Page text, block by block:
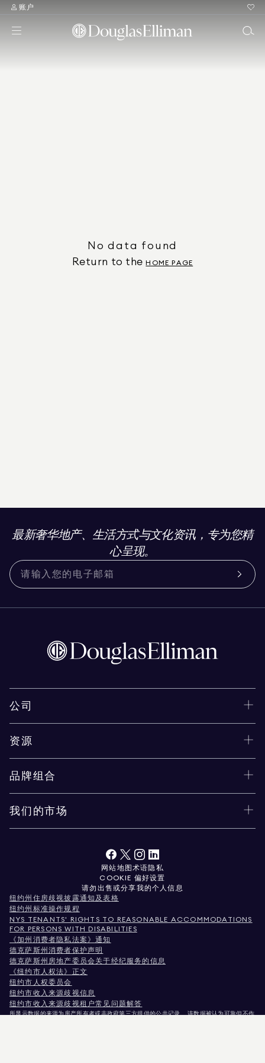
账户
No data found
Return to the HOME PAGE
最新奢华地产、生活方式与文化资讯，专为您精
心呈现。
公司
资源
品牌组合
我们的市场
网站地图 术语隐私
COOKIE 偏好设置
请勿出售或分享我的个人信息
纽约州住房歧视披露通知及表格
纽约州标准操作规程
NYS TENANTS' RIGHTS TO REASONABLE ACCOMMODATIONS
FOR PERSONS WITH DISABILITIES
《加州消费者隐私法案》通知
德克萨斯州消费者保护声明
德克萨斯州房地产委员会关于经纪服务的信息
《纽约市人权法》正文
纽约市人权委员会
纽约市收入来源歧视信息
纽约市收入来源歧视租户常见问题解答
所显示数据的来源为房产所有者或非政府第三方提供的公共记录。 该数据被认为可靠但不作